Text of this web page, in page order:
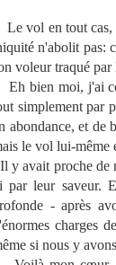
Le vol en tout cas,
n'abolit pas:
voleur traqué
Eh bien moi, j'ai
simplement par
abondance, et de
le vol lui-même
Il y avait proche de
par leur saveur.
- après
charges
si nous y